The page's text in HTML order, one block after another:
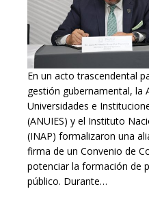
En un acto trascendental
gestión gubernamental, la
Universidades e
(ANUIES) y el Instituto
(INAP) formalizaron una
firma de un Convenio de
potenciar la formación de
público. Durante…